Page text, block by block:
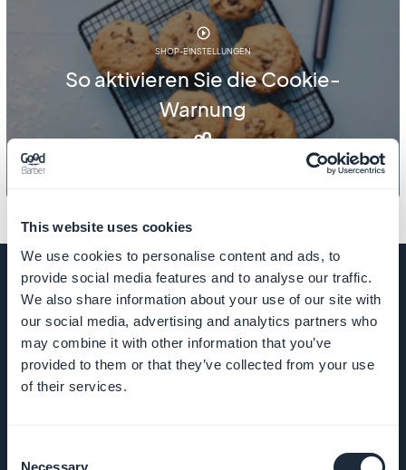
This website uses cookies
We use cookies to personalise content and ads, to
provide social media features and to analyse our traffic.
We also share information about your use of our site with
our social media, advertising and analytics partners who
may combine it with other information that you’ve
provided to them or that they’ve collected from your use
of their services.
Necessary
SHOP-EINSTELLUNGEN
So aktivieren Sie die Cookie-
Warnung
UNTERNEHMEN
Über uns